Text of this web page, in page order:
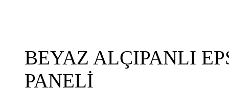
BEYAZ ALÇIPANLI
PANELİ